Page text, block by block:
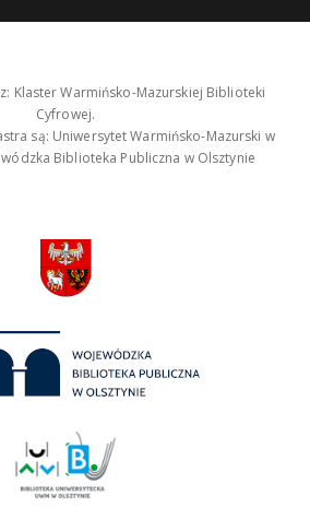
Klaster Warmińsko-Mazurskiej Biblioteki
Cyfrowej.
są: Uniwersytet Warmińsko-Mazurski w
Biblioteka Publiczna w Olsztynie